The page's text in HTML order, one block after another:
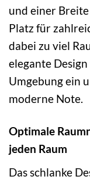
und einer
Platz für
dabei zu viel
elegante
Umgebung ein
moderne Note.
Optimale
jeden Raum
Das schlanke